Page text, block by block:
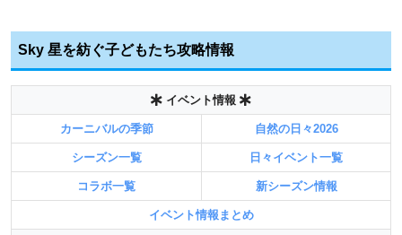
Sky 星を紡ぐ子どもたち攻略情報
イベント情報
カーニバルの季節 自然の日々2026
シーズン一覧 日々イベント一覧
コラボ一覧 新シーズン情報
イベント情報まとめ